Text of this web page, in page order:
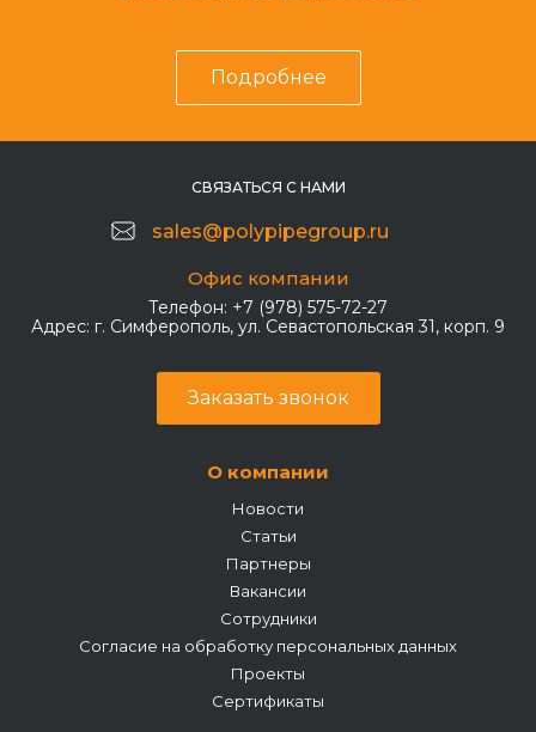
Подробнее
СВЯЗАТЬСЯ С НАМИ
sales@polypipegroup.ru
Офис компании
Телефон: +7 (978) 575-72-27
Адрес: г. Симферополь, ул. Севастопольская 31, корп. 9
Заказать звонок
О компании
Новости
Статьи
Партнеры
Вакансии
Сотрудники
Согласие на обработку персональных данных
Проекты
Сертификаты